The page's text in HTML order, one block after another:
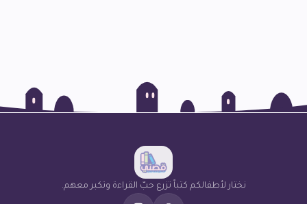
نختار لأطفالكم كتباً تزرع حبّ القراءة وتكبر معهم.